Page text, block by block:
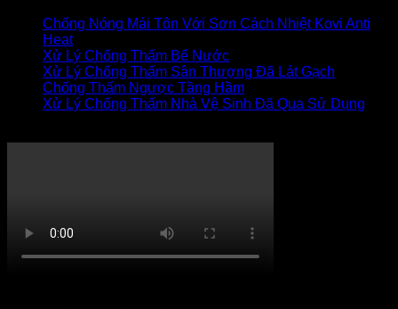
Chống Nóng Mái Tôn Với Sơn Cách Nhiệt Kovi Anti
Heat
Xử Lý Chống Thấm Bể Nước
Xử Lý Chống Thấm Sân Thượng Đã Lát Gạch
Chống Thấm Ngược Tầng Hầm
Xử Lý Chống Thấm Nhà Vệ Sinh Đã Qua Sử Dụng